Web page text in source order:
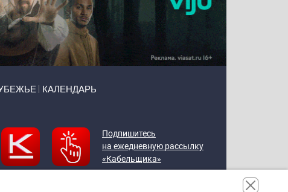
КАЛЕНДАРЬ
Подпишитесь
на ежедневную рассылку
«Кабельщика»